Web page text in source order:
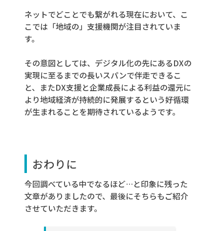
ネットでどことでも繋がれる現在において、こ
こでは「地域の」支援機関が注目されていま
す。
その意図としては、 デジタル化の先にあるDXの
実現に至るまでの長いスパンで伴走できるこ
と、またDX支援と企業成長による利益の還元に
より地域経済が持続的に発展するという好循環
が生まれることを期待されているようです。
おわりに
今回調べている中でなるほど…と印象に残った
文章がありましたので、最後にそちらもご紹介
させていただきます。